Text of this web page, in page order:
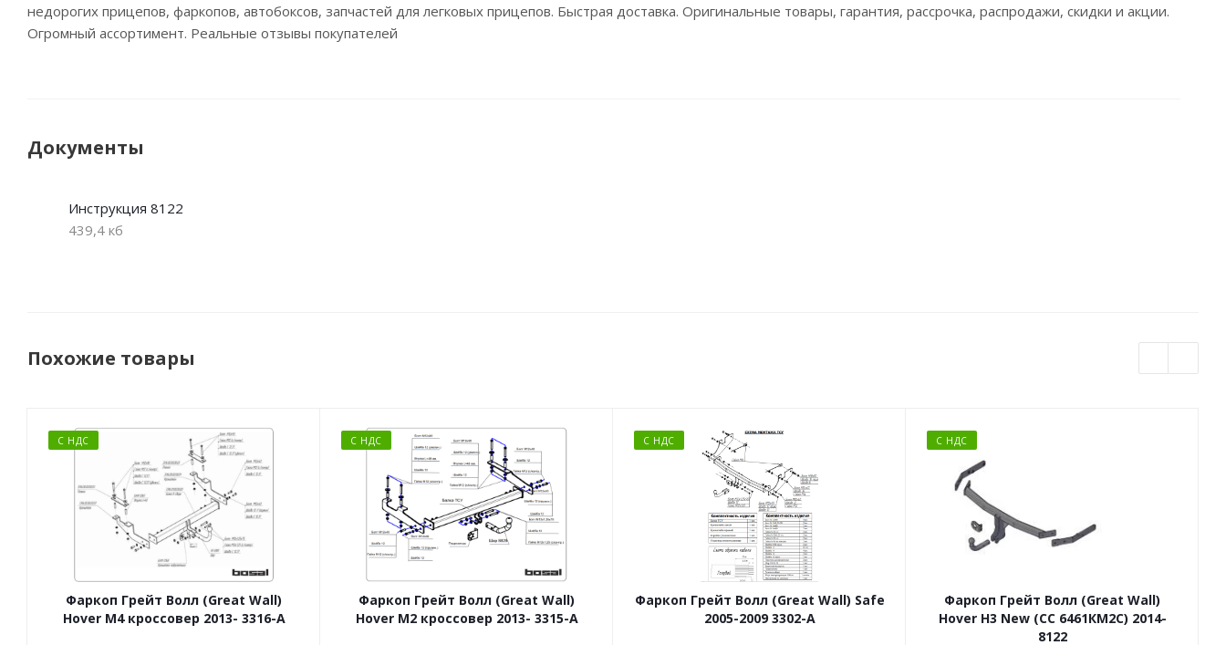
недорогих прицепов, фаркопов, автобоксов, запчастей для легковых прицепов. Быстрая доставка. Оригинальные товары, гарантия, рассрочка, распродажи, скидки и акции.
Огромный ассортимент. Реальные отзывы покупателей
Документы
Инструкция 8122
439,4 кб
Похожие товары
С НДС
Фаркоп Грейт Волл (Great Wall)
Hover M4 кроссовер 2013- 3316-A
С НДС
Фаркоп Грейт Волл (Great Wall)
Hover M2 кроссовер 2013- 3315-A
С НДС
Фаркоп Грейт Волл (Great Wall) Safe
2005-2009 3302-A
С НДС
Фаркоп Грейт Волл (Great Wall)
Hover Н3 New (СС 6461КМ2С) 2014-
8122